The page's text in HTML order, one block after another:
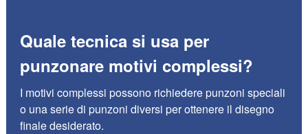
Quale tecnica si usa per
punzonare motivi complessi?
I motivi complessi possono richiedere punzoni speciali
o una serie di punzoni diversi per ottenere il disegno
finale desiderato.